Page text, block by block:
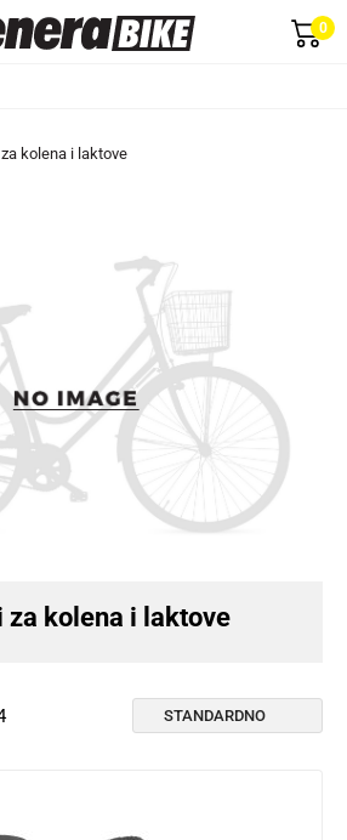
0
kolena i laktove
za kolena i laktove